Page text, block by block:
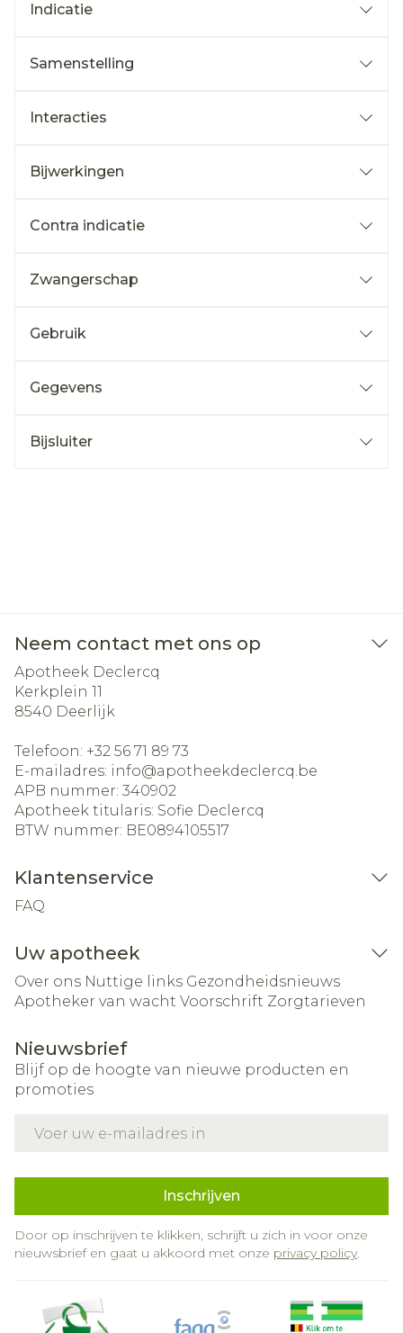
Indicatie
Samenstelling
Interacties
Bijwerkingen
Contra indicatie
Zwangerschap
Gebruik
Gegevens
Bijsluiter
Neem contact met ons op
Apotheek Declercq
Kerkplein 11
8540 Deerlijk
Telefoon: +32 56 71 89 73
E-mailadres: info@apotheekdeclercq.be
APB nummer: 340902
Apotheek titularis: Sofie Declercq
BTW nummer: BE0894105517
Klantenservice
FAQ
Uw apotheek
Over ons Nuttige links Gezondheidsnieuws
Apotheker van wacht Voorschrift Zorgtarieven
Nieuwsbrief
Blijf op de hoogte van nieuwe producten en
promoties
Inschrijven
Door op inschrijven te klikken, schrijft u zich in voor onze
nieuwsbrief en gaat u akkoord met onze privacy policy.